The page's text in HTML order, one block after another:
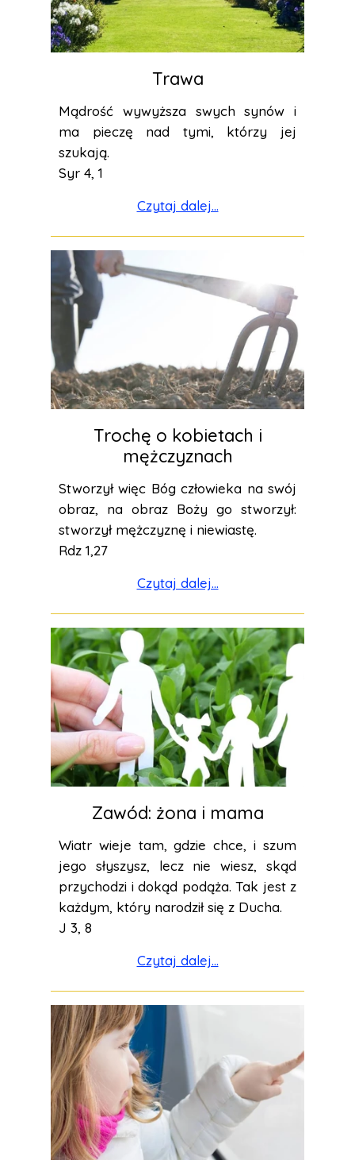
Trawa
Mądrość wywyższa swych synów i
ma pieczę nad tymi, którzy jej
szukają.
Syr 4, 1
Czytaj dalej...
Trochę o kobietach i
mężczyznach
Stworzył więc Bóg człowieka na swój
obraz, na obraz Boży go stworzył:
stworzył mężczyznę i niewiastę.
Rdz 1,27
Czytaj dalej...
Zawód: żona i mama
Wiatr wieje tam, gdzie chce, i szum
jego słyszysz, lecz nie wiesz, skąd
przychodzi i dokąd podąża. Tak jest z
każdym, który narodził się z Ducha.
J 3, 8
Czytaj dalej...